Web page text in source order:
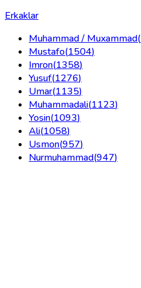
Erkaklar
Muhammad / Muxammad(
Mustafo(1504)
Imron(1358)
Yusuf(1276)
Umar(1135)
Muhammadali(1123)
Yosin(1093)
Ali(1058)
Usmon(957)
Nurmuhammad(947)